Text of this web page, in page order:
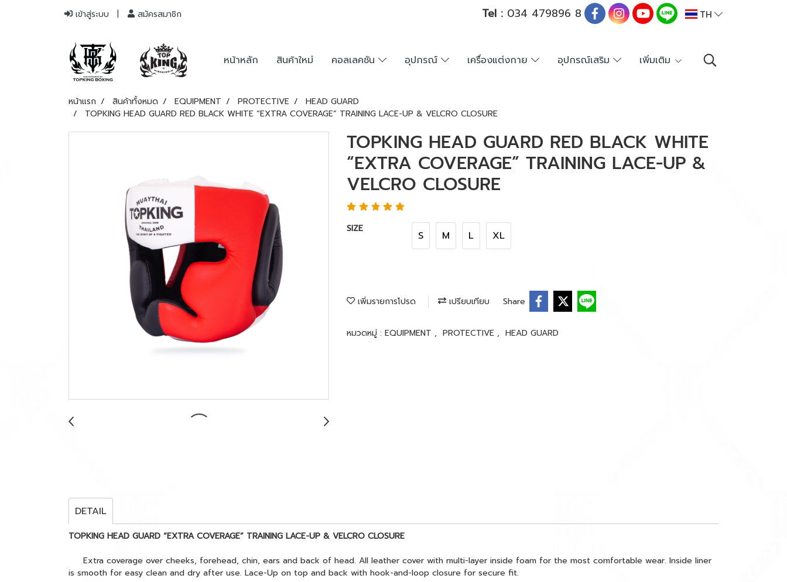
เข้าสู่ระบบ สมัครสมาชิก Tel :034 479896 8 TH
หน้าหลัก สินค้าใหม่ คอลเลคชัน อุปกรณ์ เครื่องแต่งกาย อุปกรณ์เสริม เพิ่มเติม
หน้าแรก สินค้าทั้งหมด EQUIPMENT PROTECTIVE
HEAD GUARD
TOPKING HEAD GUARD RED BLACK WHITE “EXTRA COVERAGE” TRAINING LACE-UP & VELCRO CLOSURE
TOPKING HEAD GUARD RED BLACK WHITE
“EXTRA COVERAGE” TRAINING LACE-UP &
VELCRO CLOSURE
SIZE
S M L XL
เพิ่มรายการโปรด เปรียบเทียบ Share
หมวดหมู่ : EQUIPMENT , PROTECTIVE , HEAD GUARD
DETAIL
TOPKING HEAD GUARD “EXTRA COVERAGE” TRAINING LACE-UP & VELCRO CLOSURE
Extra coverage over cheeks, forehead, chin, ears and back of head. All leather cover with multi-layer inside foam for the most comfortable wear. Inside liner
is smooth for easy clean and dry after use. Lace-Up on top and back with hook-and-loop closure for secure fit.